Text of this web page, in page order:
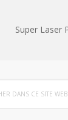
Super Laser